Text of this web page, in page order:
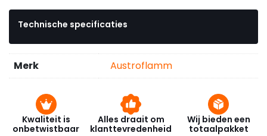
Technische specificaties
Merk Austroflamm
Kwaliteit is
onbetwistbaar
Alles draait om
klanttevredenheid
Wij bieden een
totaalpakket